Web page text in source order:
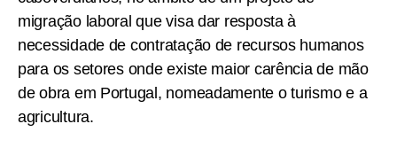
migração laboral que visa dar resposta à
necessidade de contratação de recursos humanos
para os setores onde existe maior carência de mão
de obra em Portugal, nomeadamente o turismo e a
agricultura.